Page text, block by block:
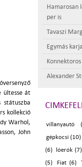
ültesse át
kollekció
Warhol,
John
Hamarosan
per is
Tavaszi
Egymás
Alexander
villanyautó
gépkocsi (10)
(6)
lóerók (7)
(5)
Fiat (6)